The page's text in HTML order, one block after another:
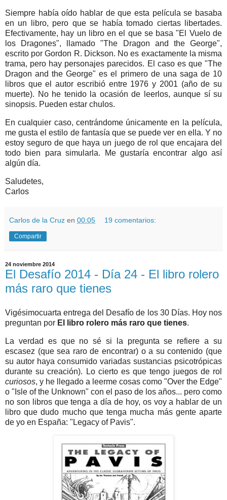
Siempre había oído hablar de que esta película se basaba
en un libro, pero que se había tomado ciertas libertades.
Efectivamente, hay un libro en el que se basa "El Vuelo de
los Dragones", llamado "The Dragon and the George",
escrito por Gordon R. Dickson. No es exactamente la misma
trama, pero hay personajes parecidos. El caso es que "The
Dragon and the George" es el primero de una saga de 10
libros que el autor escribió entre 1976 y 2001 (año de su
muerte). No he tenido la ocasión de leerlos, aunque sí su
sinopsis. Pueden estar chulos.
En cualquier caso, centrándome únicamente en la película,
me gusta el estilo de fantasía que se puede ver en ella. Y no
estoy seguro de que haya un juego de rol que encajara del
todo bien para simularla. Me gustaría encontrar algo así
algún día.
Saludetes,
Carlos
Carlos de la Cruz en 00:05 19 comentarios:
Compartir
24 noviembre 2014
El Desafío 2014 - Día 24 - El libro rolero
más raro que tienes
Vigésimocuarta entrega del Desafío de los 30 Días. Hoy nos
preguntan por El libro rolero más raro que tienes.
La verdad es que no sé si la pregunta se refiere a su
escasez (que sea raro de encontrar) o a su contenido (que
su autor haya consumido variadas sustancias psicotrópicas
durante su creación). Lo cierto es que tengo juegos de rol
curiosos, y he llegado a leerme cosas como "Over the Edge"
o "Isle of the Unknown" con el paso de los años... pero como
no son libros que tenga a día de hoy, os voy a hablar de un
libro que dudo mucho que tenga mucha más gente aparte
de yo en España: "Legacy of Pavis".